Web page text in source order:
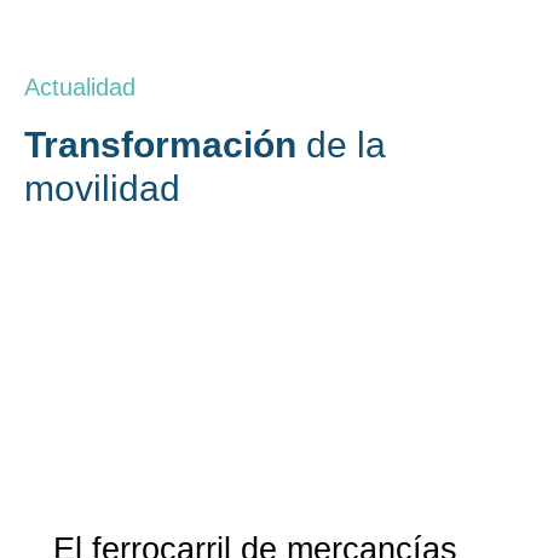
Actualidad
Transformación de la
movilidad
El ferrocarril de mercancías